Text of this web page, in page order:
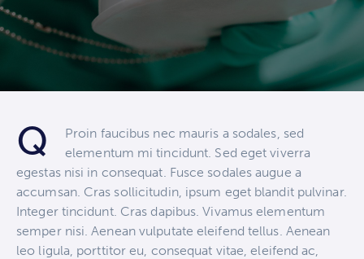
Q
Proin faucibus nec mauris a sodales, sed
elementum mi tincidunt. Sed eget viverra
egestas nisi in consequat. Fusce sodales augue a
accumsan. Cras sollicitudin, ipsum eget blandit pulvinar.
Integer tincidunt. Cras dapibus. Vivamus elementum
semper nisi. Aenean vulputate eleifend tellus. Aenean
leo ligula, porttitor eu, consequat vitae, eleifend ac,